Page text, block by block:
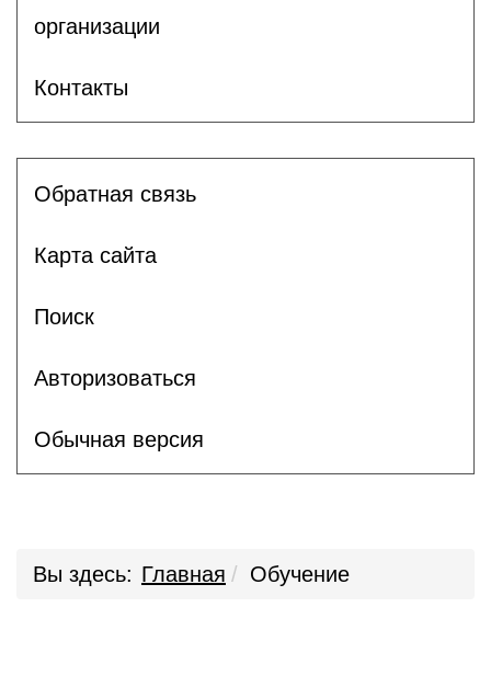
организации
Контакты
Обратная связь
Карта сайта
Поиск
Авторизоваться
Обычная версия
Вы здесь: Главная Обучение